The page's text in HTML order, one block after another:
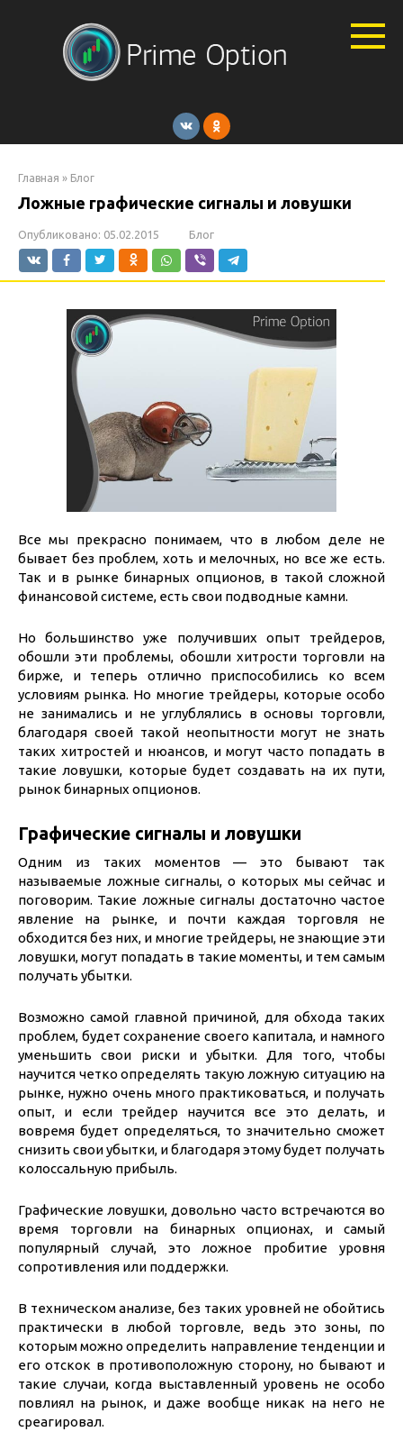
Главная » Блог
Ложные графические сигналы и ловушки
Опубликовано: 05.02.2015 Блог
Все мы прекрасно понимаем, что в любом деле не
бывает без проблем, хоть и мелочных, но все же есть.
Так и в рынке бинарных опционов, в такой сложной
финансовой системе, есть свои подводные камни.
Но большинство уже получивших опыт трейдеров,
обошли эти проблемы, обошли хитрости торговли на
бирже, и теперь отлично приспособились ко всем
условиям рынка. Но многие трейдеры, которые особо
не занимались и не углублялись в основы торговли,
благодаря своей такой неопытности могут не знать
таких хитростей и нюансов, и могут часто попадать в
такие ловушки, которые будет создавать на их пути,
рынок бинарных опционов.
Графические сигналы и ловушки
Одним из таких моментов — это бывают так
называемые ложные сигналы, о которых мы сейчас и
поговорим. Такие ложные сигналы достаточно частое
явление на рынке, и почти каждая торговля не
обходится без них, и многие трейдеры, не знающие эти
ловушки, могут попадать в такие моменты, и тем самым
получать убытки.
Возможно самой главной причиной, для обхода таких
проблем, будет сохранение своего капитала, и намного
уменьшить свои риски и убытки. Для того, чтобы
научится четко определять такую ложную ситуацию на
рынке, нужно очень много практиковаться, и получать
опыт, и если трейдер научится все это делать, и
вовремя будет определяться, то значительно сможет
снизить свои убытки, и благодаря этому будет получать
колоссальную прибыль.
Графические ловушки, довольно часто встречаются во
время торговли на бинарных опционах, и самый
популярный случай, это ложное пробитие уровня
сопротивления или поддержки.
В техническом анализе, без таких уровней не обойтись
практически в любой торговле, ведь это зоны, по
которым можно определить направление тенденции и
его отскок в противоположную сторону, но бывают и
такие случаи, когда выставленный уровень не особо
повлиял на рынок, и даже вообще никак на него не
среагировал.